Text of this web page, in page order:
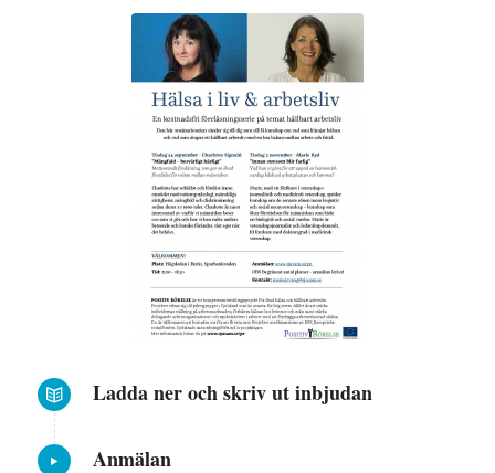
Ladda ner och skriv ut inbjudan
Anmälan